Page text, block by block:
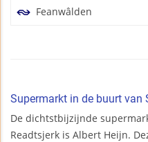
Feanwâlden
Supermarkt in de buurt van
De dichtstbijzijnde
Readtsjerk is Albert Heijn.